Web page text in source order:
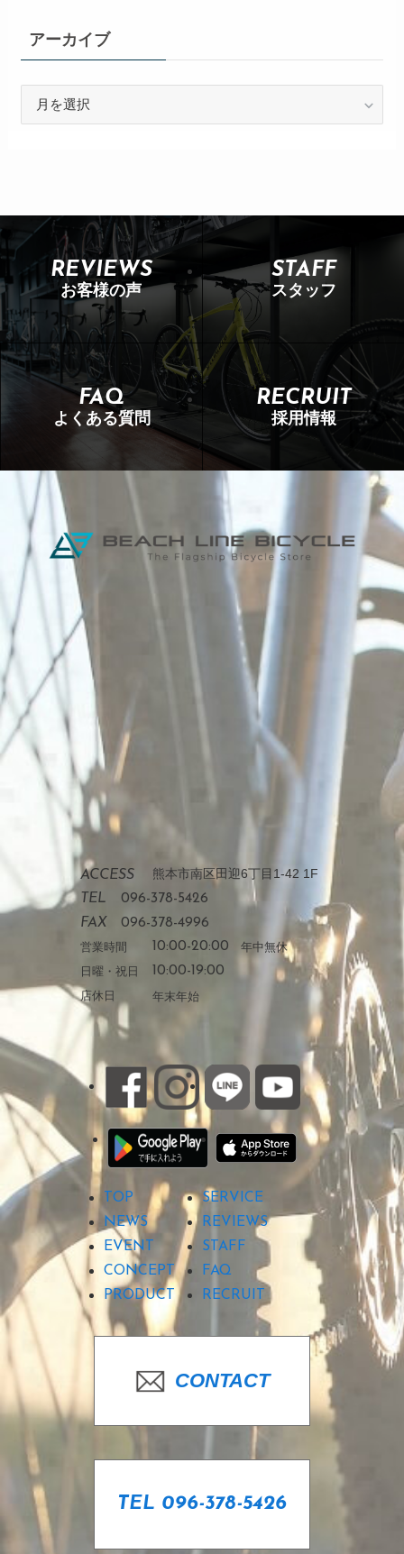
アーカイブ
REVIEWS
お客様の声
STAFF
スタッフ
FAQ
よくある質問
RECRUIT
採用情報
ACCESS 熊本市南区田迎6丁目1-42 1F
TEL
096-378-5426
FAX
096-378-4996
営業時間 10:00-20:00 年中無休
日曜・祝日
10:00-19:00
店休日 年末年始
TOP
SERVICE
NEWS
REVIEWS
EVENT
STAFF
CONCEPT
FAQ
PRODUCT
RECRUIT
CONTACT
TEL 096-378-5426